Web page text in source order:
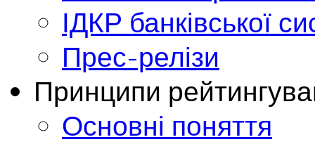
ІДКР банківської
Прес-релізи
Принципи
Основні поняття